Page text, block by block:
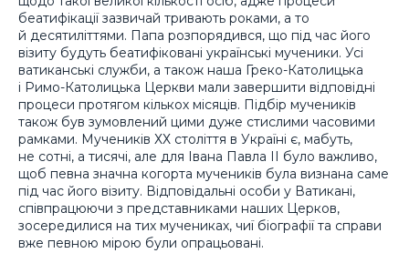
беатифікації зазвичай тривають роками, а то
й десятиліттями. Папа розпорядився, що під час його
візиту будуть беатифіковані українські мученики. Усі
ватиканські служби, а також наша Греко-Католицька
і Римо-Католицька Церкви мали завершити відповідні
процеси протягом кількох місяців. Підбір мучеників
також був зумовлений цими дуже стислими часовими
рамками. Мучеників ХХ століття в Україні є, мабуть,
не сотні, а тисячі, але для Івана Павла ІІ було важливо,
щоб певна значна когорта мучеників була визнана саме
під час його візиту. Відповідальні особи у Ватикані,
співпрацюючи з представниками наших Церков,
зосередилися на тих мучениках, чиї біографії та справи
вже певною мірою були опрацьовані.